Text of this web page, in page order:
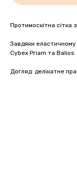
Протимоскітна сітка
Завдяки еластичному
Cybex Priam та Balios
Догляд: делікатне